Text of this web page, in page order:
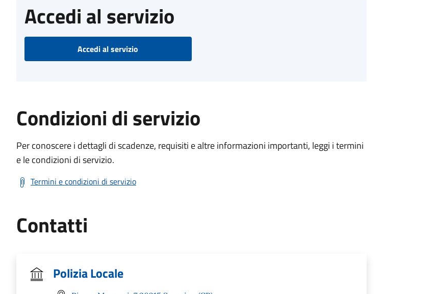
Accedi al servizio
Accedi al servizio
Condizioni di servizio
Per conoscere i dettagli di scadenze, requisiti e altre informazioni importanti, leggi i termini
e le condizioni di servizio.
Termini e condizioni di servizio
Contatti
Polizia Locale